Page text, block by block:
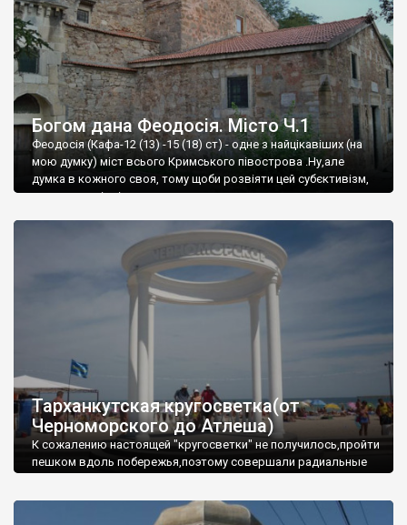
Богом дана Феодосія. Місто Ч.1
Феодосія (Кафа-12 (13) -15 (18) ст) - одне з найцікавіших (на
мою думку) міст всього Кримського півострова .Ну,але
думка в кожного своя, тому щоби розвіяти цей субєктивізм,
запрошую відвідати це
Тарханкутская кругосветка(от
Черноморского до Атлеша)
К сожалению настоящей "кругосветки" не получилось,пройти
пешком вдоль побережья,поэтому совершали радиальные